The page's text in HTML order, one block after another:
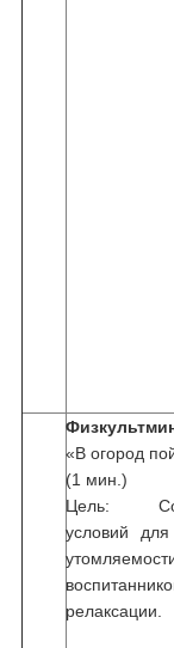
«В огород
(1 мин.)
Цель:
условий для
релаксации.